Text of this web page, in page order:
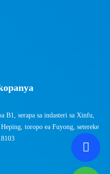
B1, serapa sa indasteri sa Xinfu,
toropo ea Fuyong, setereke